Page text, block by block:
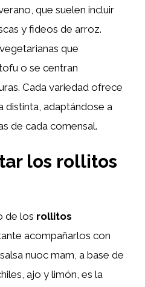
que suelen incluir
y fideos de arroz.
que
o se centran
Cada variedad ofrece
distinta, adaptándose a
de cada comensal.
los rollitos
de los rollitos
acompañarlos con
nuoc mam, a base de
ajo y limón, es la